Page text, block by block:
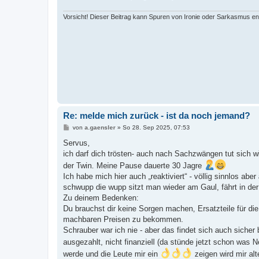
Vorsicht! Dieser Beitrag kann Spuren von Ironie oder Sarkasmus
Re: melde mich zurück - ist da noch jemand?
B
i
r
g
von a.gaensler» So 28. Sep 2025, 07:53
Servus,
ich darf dich trösten- auch nach Sachzwängen tut sich
der Twin. Meine Pause dauerte 30 Jagre
Ich habe mich hier auch „reaktiviert“ - völlig sinnlos
schwupp die wupp sitzt man wieder am Gaul, fährt in
Zu deinem Bedenken:
Du brauchst dir keine Sorgen machen, Ersatzteile für
machbaren Preisen zu bekommen.
Schrauber war ich nie - aber das findet sich auch
ausgezahlt, nicht finanziell (da stünde jetzt schon was
werde und die Leute mir ein
zeigen wird mir